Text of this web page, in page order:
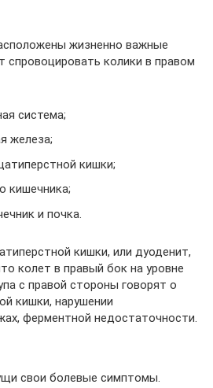
жизненно важные
спровоцировать колики в правом
система;
железа;
кишки;
кишечника;
и почка.
кишки, или дуоденит,
колет в правый бок на уровне
с правой стороны говорят о
кишки, нарушении
ферментной недостаточности.
свои болевые симптомы.